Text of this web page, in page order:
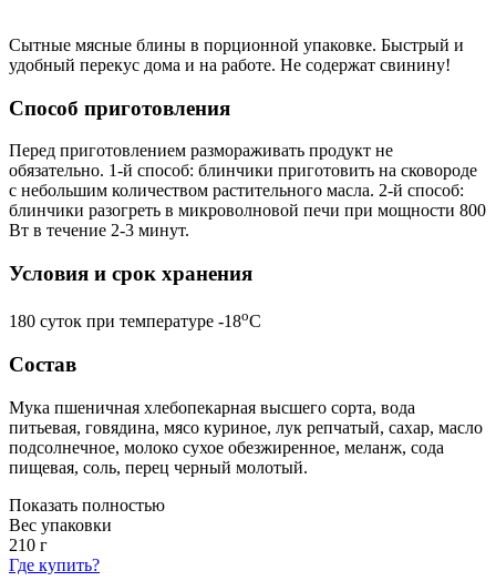
Сытные мясные блины в порционной упаковке. Быстрый и
удобный перекус дома и на работе. Не содержат свинину!
Способ приготовления
Перед приготовлением размораживать продукт не
обязательно. 1-й способ: блинчики приготовить на сковороде
с небольшим количеством растительного масла. 2-й способ:
блинчики разогреть в микроволновой печи при мощности 800
Вт в течение 2-3 минут.
Условия и срок хранения
180 суток при температуре -18oС
Состав
Мука пшеничная хлебопекарная высшего сорта, вода
питьевая, говядина, мясо куриное, лук репчатый, сахар, масло
подсолнечное, молоко сухое обезжиренное, меланж, сода
пищевая, соль, перец черный молотый.
Показать полностью
Вес упаковки
210 г
Где купить?